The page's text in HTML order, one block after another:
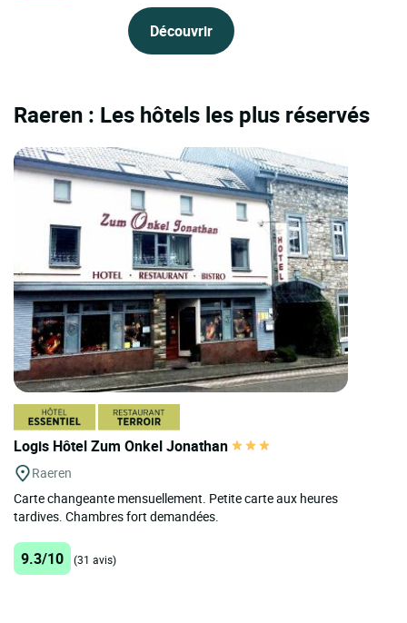
Découvrir
Raeren : Les hôtels les plus réservés
Logis Hôtel Zum Onkel Jonathan
Raeren
Carte changeante mensuellement. Petite carte aux heures
tardives. Chambres fort demandées.
9.3/10 (31 avis)